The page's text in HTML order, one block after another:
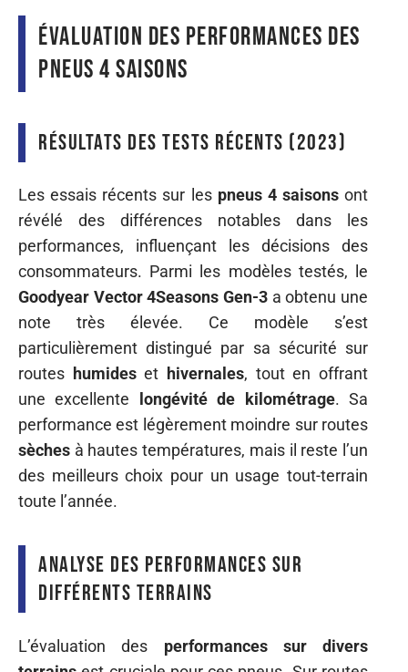
Évaluation des performances des
pneus 4 saisons
Résultats des tests récents (2023)
Les essais récents sur les pneus 4 saisonsont
révélé des différences notables dans les
performances, influençant les décisions des
consommateurs. Parmi les modèles testés, le
Goodyear Vector 4Seasons Gen-3 a obtenu une
note très élevée. Ce modèle s’est
particulièrement distingué par sa sécurité sur
routes humideset hivernales, tout en offrant
une excellente
longévité de kilométrage. Sa
performance est légèrement moindre sur routes
sèches à hautes températures, mais il reste l’un
des meilleurs choix pour un usage tout-terrain
toute l’année.
Analyse des performances sur
différents terrains
L’évaluation des performances sur divers